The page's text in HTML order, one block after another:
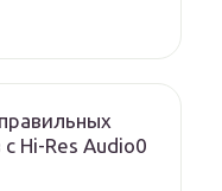
Hi-Res Audio0